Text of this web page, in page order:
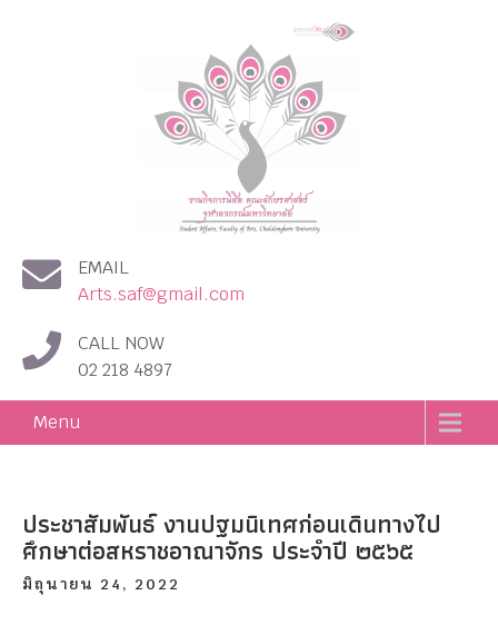
งานกิจการนิสิต คณะอักษร
ศาสตร์ จุฬาลงกรณ์
มหาวิทยาลัย
EMAIL
Arts.saf@gmail.com
CALL NOW
02 218 4897
Menu
ประชาสัมพันธ์ งานปฐมนิเทศก่อนเดินทางไป
ศึกษาต่อสหราชอาณาจักร ประจำปี ๒๕๖๕
มิถุนายน 24, 2022